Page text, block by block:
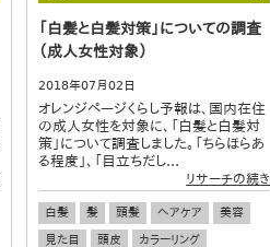
「白髪と白髪対策」についての調査
（成人女性対象）
2018年07月02日
オレンジページくらし予報は、国内在住
の成人女性を対象に、「白髪と白髪対
策」について調査しました。「ちらほらあ
る程度」、「目立ちだし...
リサーチの続き
白髪 髪 頭髪 ヘアケア
美容
見た目
頭皮
カラーリング